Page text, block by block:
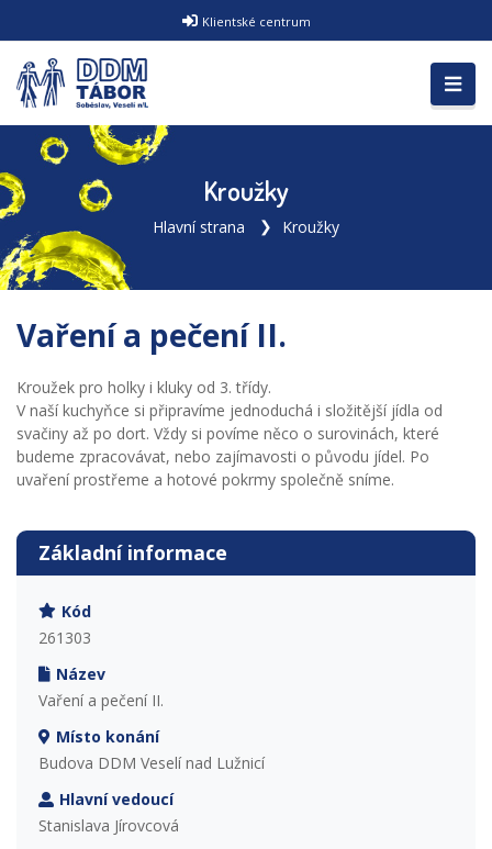
Klientské centrum
Kroužky
Hlavní strana Kroužky
Vaření a pečení II.
Kroužek pro holky i kluky od 3. třídy.
V naší kuchyňce si připravíme jednoduchá i složitější jídla od
svačiny až po dort. Vždy si povíme něco o surovinách, které
budeme zpracovávat, nebo zajímavosti o původu jídel. Po
uvaření prostřeme a hotové pokrmy společně sníme.
Základní informace
Kód
261303
Název
Vaření a pečení II.
Místo konání
Budova DDM Veselí nad Lužnicí
Hlavní vedoucí
Stanislava Jírovcová